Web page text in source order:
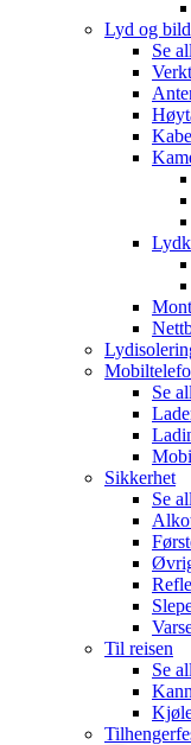
Lyd og
Se
Se
Sikkerhet
Se
Til reisen
Se